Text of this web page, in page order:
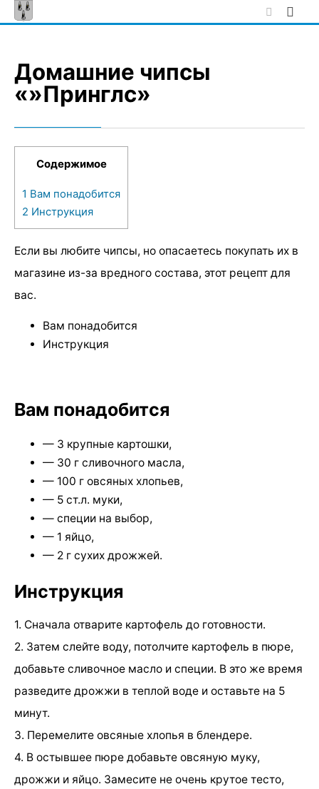
Skip
to
Домашние чипсы
«»Принглс»
Содержимое
1 Вам понадобится
2 Инструкция
Если вы любите чипсы, но опасаетесь покупать их в
магазине из-за вредного состава, этот рецепт для
вас.
Вам понадобится
Инструкция
Вам понадобится
— 3 крупные картошки,
— 30 г сливочного масла,
— 100 г овсяных хлопьев,
— 5 ст.л. муки,
— специи на выбор,
— 1 яйцо,
— 2 г сухих дрожжей.
Инструкция
1. Сначала отварите картофель до готовности.
2. Затем слейте воду, потолчите картофель в пюре,
добавьте сливочное масло и специи. В это же время
разведите дрожжи в теплой воде и оставьте на 5
минут.
3. Перемелите овсяные хлопья в блендере.
4. В остывшее пюре добавьте овсяную муку,
дрожжи и яйцо. Замесите не очень крутое тесто,